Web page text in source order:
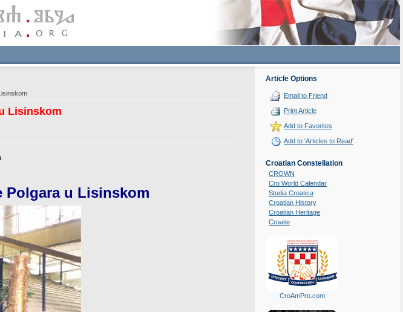
Lisinskom
Polgara u Lisinskom
Article Options
Email to Friend
Print Article
Add to Favorites
Add to 'Articles to Read'
Croatian Constellation
CROWN
Cro World Calendar
Studia Croatica
Croatian History
Croatian Heritage
Croatie
CroAmPro.com